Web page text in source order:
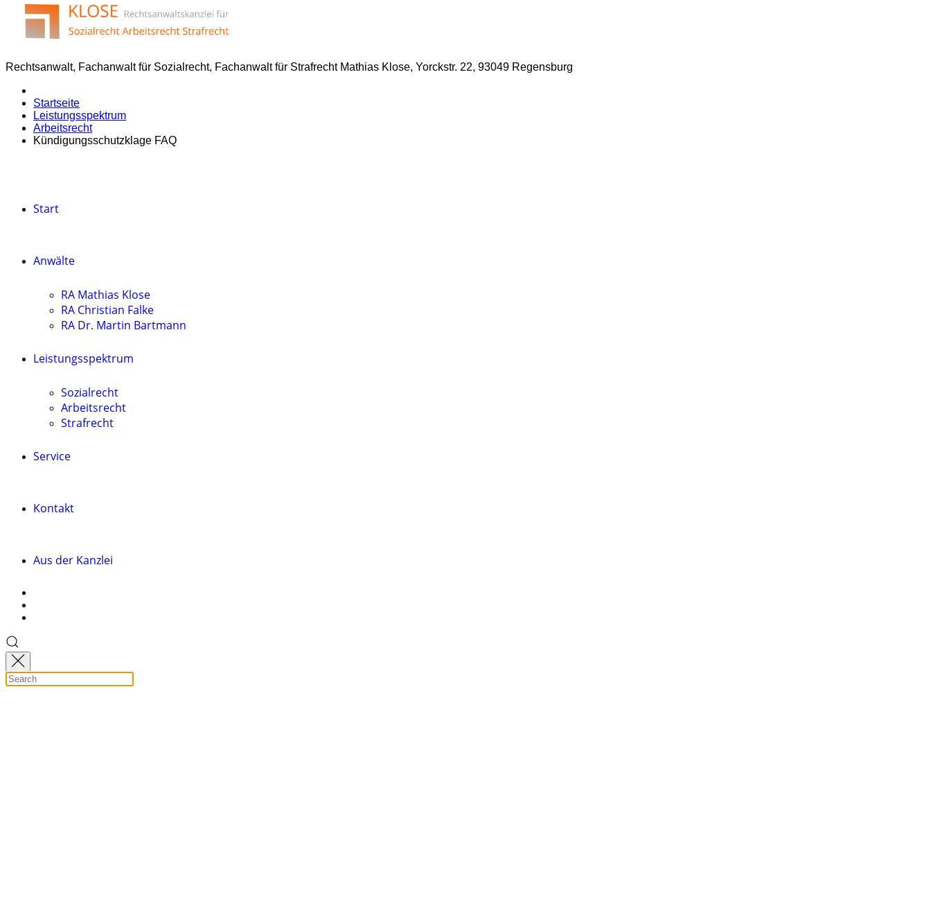
Rechtsanwalt, Fachanwalt für Sozialrecht, Fachanwalt für Strafrecht Mathias Klose, Yorckstr. 22, 93049 Regensburg
Startseite
Leistungsspektrum
Arbeitsrecht
Kündigungsschutzklage FAQ
Start
Anwälte
RA Mathias Klose
RA Christian Falke
RA Dr. Martin Bartmann
Leistungsspektrum
Sozialrecht
Arbeitsrecht
Strafrecht
Service
Kontakt
Aus der Kanzlei